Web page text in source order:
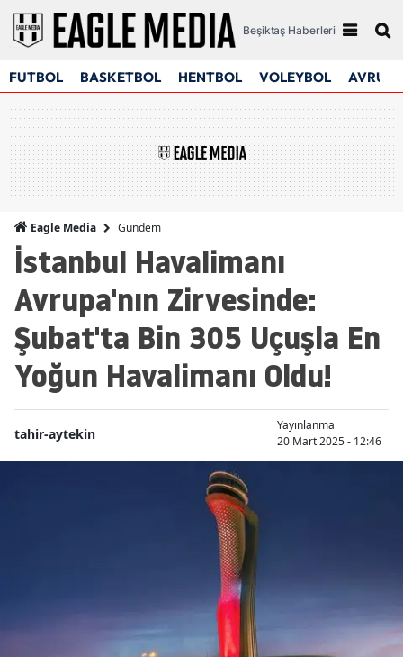
Beşiktaş Haberleri
FUTBOL BASKETBOL HENTBOL VOLEYBOL
Eagle Media Gündem
İstanbul Havalimanı
Avrupa'nın Zirvesinde:
Şubat'ta Bin 305 Uçuşla En
Yoğun Havalimanı Oldu!
tahir-aytekin
Yayınlanma
20 Mart 2025 - 12:46